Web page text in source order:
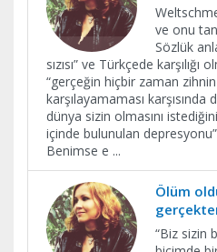
ve onu
Sözlük
sızısı” ve Türkçede
“gerçeğin hiçbir zaman
karşılayamaması
dünya sizin olmasını
içinde bulunulan
Benimse e ...
Ölüm
“Biz sizin